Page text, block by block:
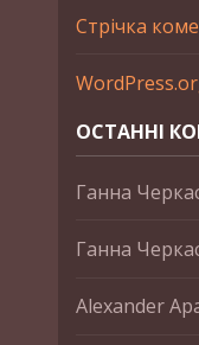
Стрічка
ОСТАННІ
Ганна
Ганна
Alexander